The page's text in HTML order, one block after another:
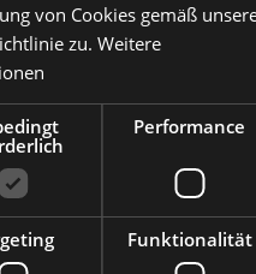
von Cookies gemäß
zu. Weitere
Performance
Funktionalität